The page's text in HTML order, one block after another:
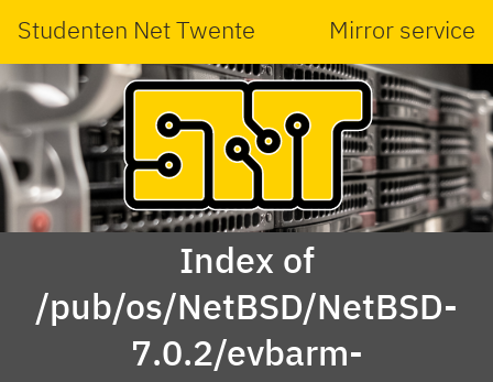
Studenten Net Twente Mirror service
Index of
/pub/os/NetBSD/NetBSD-
7.0.2/evbarm-